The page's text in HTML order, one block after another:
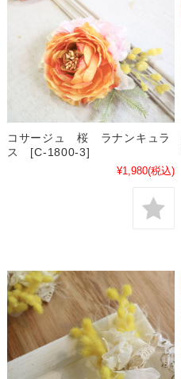
コサージュ 桜 ラナンキュラ
ス [C-1800-3]
¥1,980(税込)